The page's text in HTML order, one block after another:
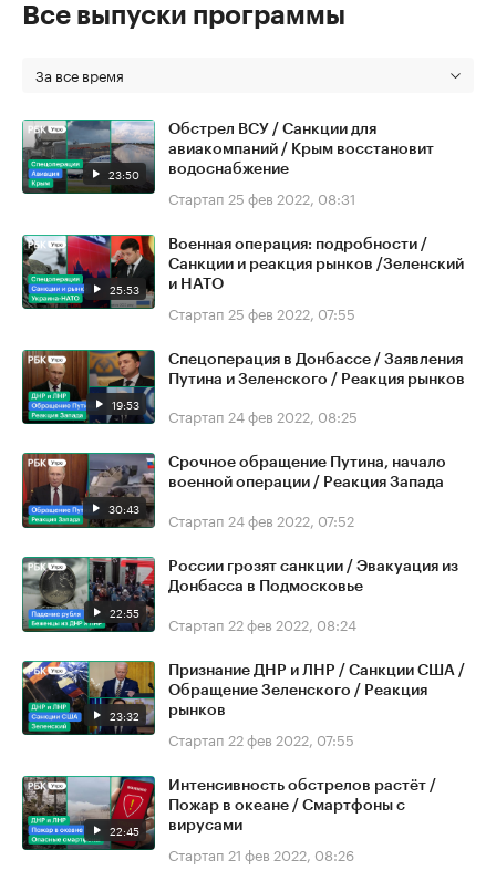
Все выпуски программы
За все время
23:50
Обстрел ВСУ / Санкции для
авиакомпаний / Крым восстановит
водоснабжение
Стартап 25 фев 2022, 08:31
25:53
Военная операция: подробности /
Санкции и реакция рынков /Зеленский
и НАТО
Стартап 25 фев 2022, 07:55
19:53
Спецоперация в Донбассе / Заявления
Путина и Зеленского / Реакция рынков
Стартап 24 фев 2022, 08:25
30:43
Срочное обращение Путина, начало
военной операции / Реакция Запада
Стартап 24 фев 2022, 07:52
22:55
России грозят санкции / Эвакуация из
Донбасса в Подмосковье
Стартап 22 фев 2022, 08:24
23:32
Признание ДНР и ЛНР / Санкции США /
Обращение Зеленского / Реакция
рынков
Стартап 22 фев 2022, 07:55
22:45
Интенсивность обстрелов растёт /
Пожар в океане / Смартфоны с
вирусами
Стартап 21 фев 2022, 08:26